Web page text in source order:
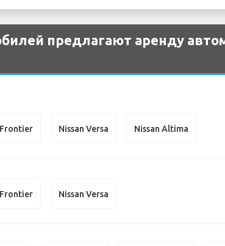
предлагают аренду
Frontier Nissan Versa Nissan Altima
Frontier Nissan Versa